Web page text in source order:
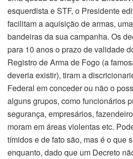
esquerdista e STF, o Presidente
facilitam a aquisição de armas,
bandeiras da sua campanha. Os
para 10 anos o prazo de validade
Registro de Arma de Fogo (a
deveria existir), tiram a
Federal em conceder ou não o
alguns grupos, como funcionários
segurança, empresários,
moram em áreas violentas etc.
tímidos e de fato são, mas é o que
enquanto, dado que um Decreto